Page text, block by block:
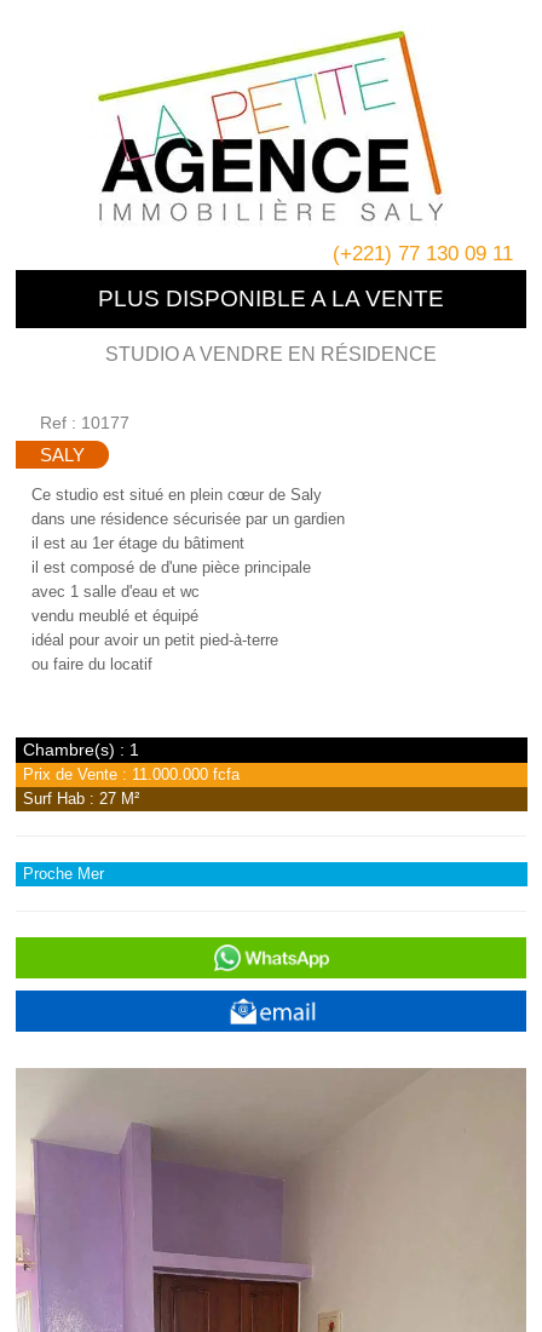
(+221) 77 130 09 11
PLUS DISPONIBLE A LA VENTE
STUDIO A VENDRE EN RÉSIDENCE
Ref : 10177
SALY
Ce studio est situé en plein cœur de Saly
dans une résidence sécurisée par un gardien
il est au 1er étage du bâtiment
il est composé de d'une pièce principale
avec 1 salle d'eau et wc
vendu meublé et équipé
idéal pour avoir un petit pied-à-terre
ou faire du locatif
Chambre(s) : 1
Prix de Vente : 11.000.000 fcfa
Surf Hab : 27 M²
Proche Mer